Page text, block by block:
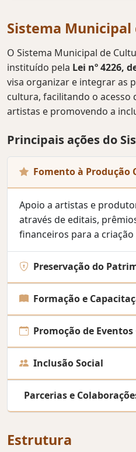
Sistema
O Sistema Municipal de
instituído pela Lei nº 4226,
visa organizar e integrar as
cultura, facilitando o acesso
artistas e promovendo a
Principais ações do
Fomento à Produção
Apoio a artistas e
através de editais,
financeiros para a
Preservação do
Formação e
Promoção de
Inclusão Social
Parcerias e
Estrutura